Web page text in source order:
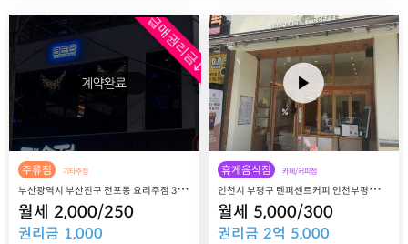
급매권리금↓
주류점 기타주점
부
산광역시 부산진구 전포동 요리주점 36.2 매장 매매 양도
월세 2,000/250
권리금 1,000
휴게음식점 카페/커피점
인
천시 부평구 텐퍼센트커피 인천부평그랑힐스점 매장 매매 양도
월세 5,000/300
권리금 2억 5,000